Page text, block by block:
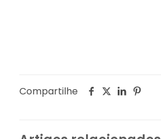
Compartilhe